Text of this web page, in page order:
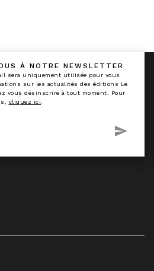
À NOTRE NEWSLETTER
sera uniquement utilisée pour vous
sur les actualités des éditions Le
vous désinscrire à tout moment. Pour
cliquez ici
send